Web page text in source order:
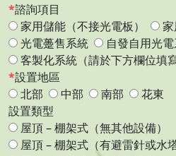
諮詢項目
家用儲能（不接光電板）
家
光電躉售系統
自發自用光
客製化系統（請於下方欄位填
設置地區
北部
中部 南部
花東
設置類型
屋頂 – 棚架式（無其他設備）
屋頂 – 棚架式（有避雷針或水